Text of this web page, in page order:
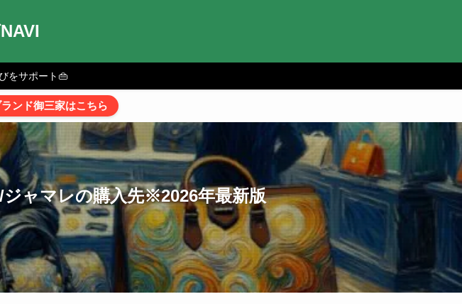
をサポート👜
ンド御三家はこちら
ャマレの購入先※2026年最新版